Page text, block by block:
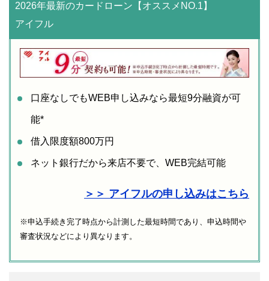
2026年最新のカードローン【オススメNO.1】
アイフル
口座なしでもWEB申し込みなら最短9分融資が可
能*
借入限度額800万円
ネット銀行だから来店不要で、WEB完結可能
＞＞ アイフルの申し込みはこちら
※申込手続き完了時点から計測した最短時間であり、申込時間や
審査状況などにより異なります。